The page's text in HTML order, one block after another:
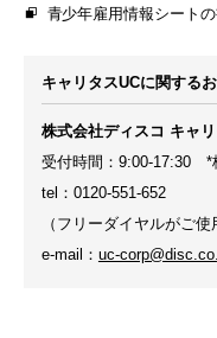
青少年雇用情報シート
キャリタスUCに関する
株式会社ディスコ キャ
受付時間：9:00-17:30 *
tel：0120-551-652
（フリーダイヤルがご
e-mail： uc-